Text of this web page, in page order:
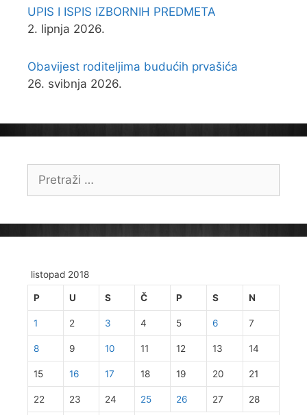
UPIS I ISPIS IZBORNIH PREDMETA
2. lipnja 2026.
Obavijest roditeljima budućih prvašića
26. svibnja 2026.
Pretraži:
listopad 2018
P U S Č P S N
1 2 3 4 5 6 7
8 9 10 11 12 13 14
15 16 17 18 19 20 21
22 23 24 25 26 27 28